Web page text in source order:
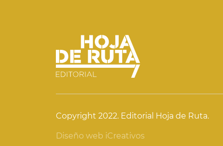
Copyright 2022. Editorial Hoja de Ruta.
Diseño web iCreativos